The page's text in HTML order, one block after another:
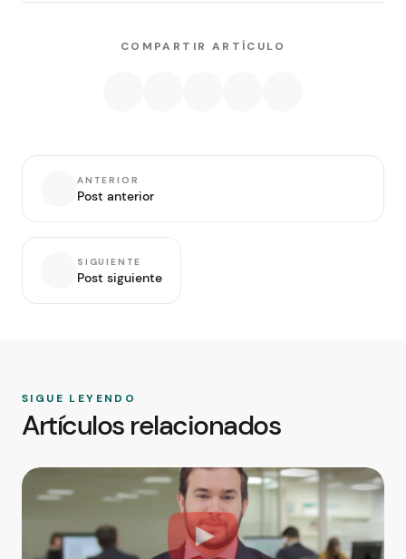
COMPARTIR ARTÍCULO
ANTERIOR
Post anterior
SIGUIENTE
Post siguiente
SIGUE LEYENDO
Artículos relacionados